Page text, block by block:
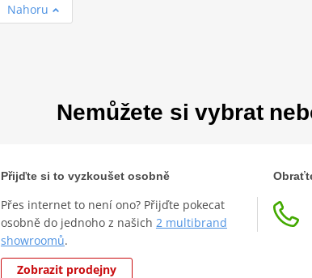
Nahoru
Nemůžete si vybrat
Přijďte si to vyzkoušet osobně
Přes internet to není ono? Přijďte pokecat
osobně do jednoho z našich 2 multibrand
showroomů.
Zobrazit prodejny